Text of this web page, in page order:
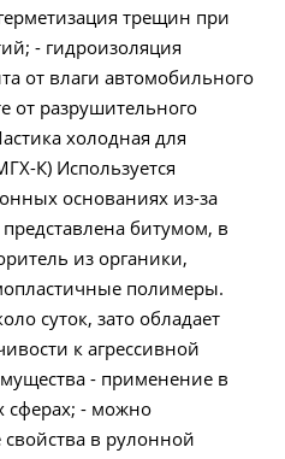
трещин при
- гидроизоляция
от влаги автомобильного
от разрушительного
холодная для
К) Используется
основаниях из-за
битумом, в
из органики,
полимеры.
суток, зато обладает
к агрессивной
- применение в
сферах; - можно
в рулонной